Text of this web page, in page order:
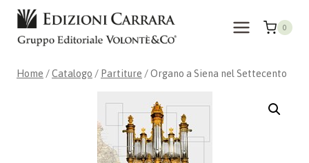
Salta
contenuto
0
Home /Catalogo / Partiture /Organo a Siena nel Settecento